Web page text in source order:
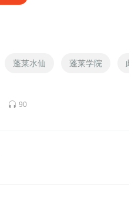
蓬莱水仙 蓬莱学院 此
90